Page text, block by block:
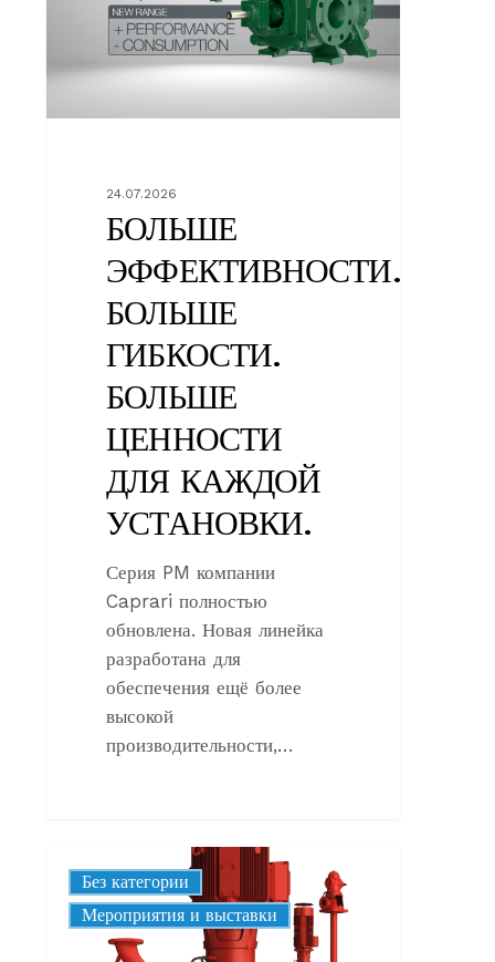
БОЛЬШЕ
ЦЕННОСТИ
ДЛЯ
УСТАНОВКИ.
24.07.2026
БОЛЬШЕ
ЭФФЕКТИВНОСТИ.
БОЛЬШЕ
ГИБКОСТИ.
БОЛЬШЕ
ЦЕННОСТИ
ДЛЯ КАЖДОЙ
УСТАНОВКИ.
Серия PM компании
Caprari полностью
обновлена. Новая линейка
разработана для
обеспечения ещё более
высокой
производительности,…
FIGHTING
PUMPS:
REGULATORY
Без категории
Корпоративные
Мероприятия и выставки